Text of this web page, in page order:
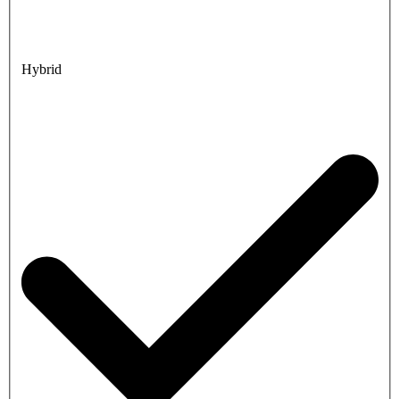
Hybrid